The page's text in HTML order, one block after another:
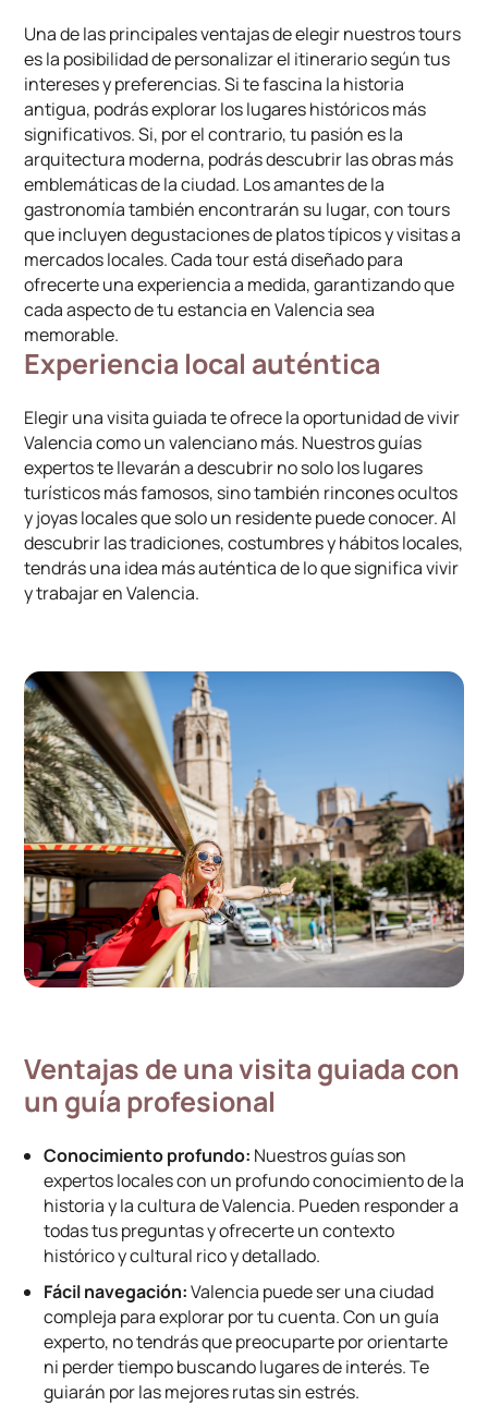
Una de las principales ventajas de elegir nuestros tours
es la posibilidad de personalizar el itinerario según tus
intereses y preferencias. Si te fascina la historia
antigua, podrás explorar los lugares históricos más
significativos. Si, por el contrario, tu pasión es la
arquitectura moderna, podrás descubrir las obras más
emblemáticas de la ciudad. Los amantes de la
gastronomía también encontrarán su lugar, con tours
que incluyen degustaciones de platos típicos y visitas a
mercados locales. Cada tour está diseñado para
ofrecerte una experiencia a medida, garantizando que
cada aspecto de tu estancia en Valencia sea
memorable.
Experiencia local auténtica
Elegir una visita guiada te ofrece la oportunidad de vivir
Valencia como un valenciano más. Nuestros guías
expertos te llevarán a descubrir no solo los lugares
turísticos más famosos, sino también rincones ocultos
y joyas locales que solo un residente puede conocer. Al
descubrir las tradiciones, costumbres y hábitos locales,
tendrás una idea más auténtica de lo que significa vivir
y trabajar en Valencia.
Ventajas de una visita guiada con
un guía profesional
Conocimiento profundo: Nuestros guías son
expertos locales con un profundo conocimiento de la
historia y la cultura de Valencia. Pueden responder a
todas tus preguntas y ofrecerte un contexto
histórico y cultural rico y detallado.
Fácil navegación:Valencia puede ser una ciudad
compleja para explorar por tu cuenta. Con un guía
experto, no tendrás que preocuparte por orientarte
ni perder tiempo buscando lugares de interés. Te
guiarán por las mejores rutas sin estrés.